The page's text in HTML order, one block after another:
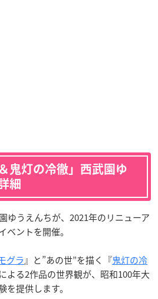
鬼灯の冷徹」西武園ゆ
細
ゆうえんちが、2021年のリニューア
ベントを開催。
グラ』と”あの世”を描く『鬼灯の冷
よる2作品の世界観が、昭和100年大
提供します。